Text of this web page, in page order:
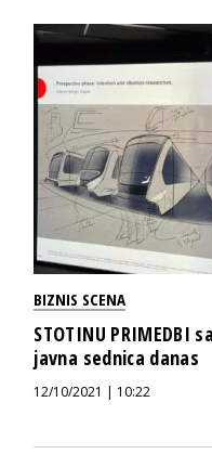
BIZNIS SCENA
STOTINU PRIMEDBI
javna sednica danas
12/10/2021 | 10:22